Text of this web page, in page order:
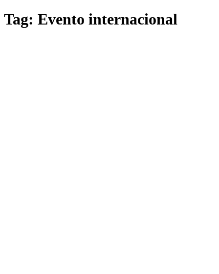
Tag: Evento internacional